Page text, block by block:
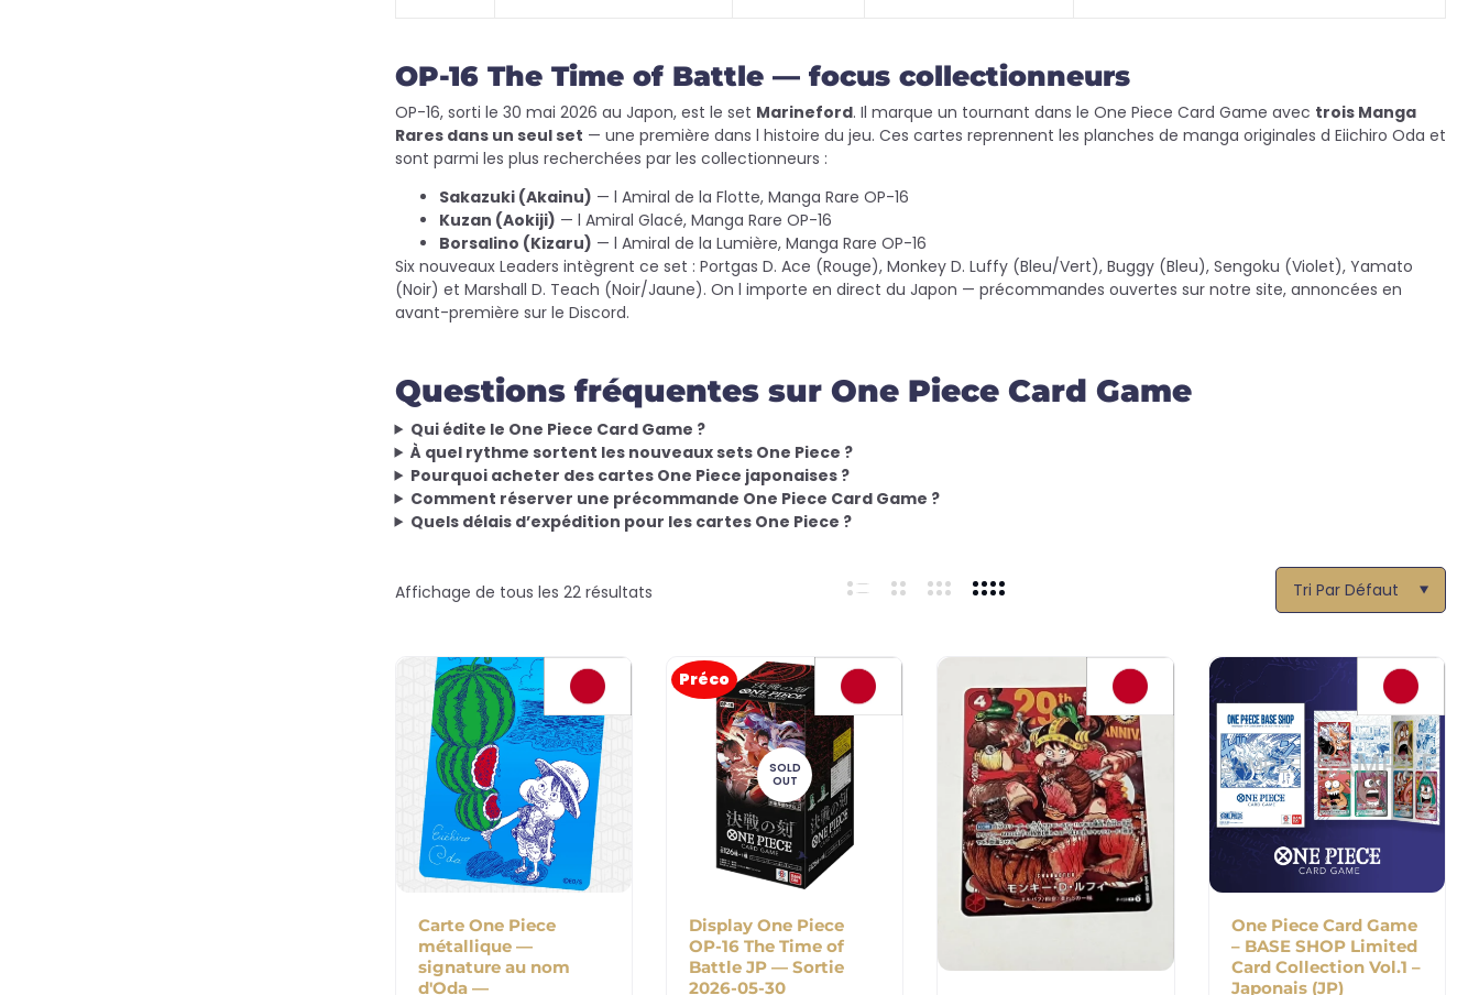
OP-16 The Time of Battle — focus collectionneurs
OP-16, sorti le 30 mai 2026 au Japon, est le set Marineford. Il marque un tournant dans le One Piece Card Game avec trois Manga
Rares dans un seul set — une première dans l histoire du jeu. Ces cartes reprennent les planches de manga originales d Eiichiro Oda et
sont parmi les plus recherchées par les collectionneurs :
Sakazuki (Akainu) — l Amiral de la Flotte, Manga Rare OP-16
Kuzan (Aokiji) — l Amiral Glacé, Manga Rare OP-16
Borsalino (Kizaru) — l Amiral de la Lumière, Manga Rare OP-16
Six nouveaux Leaders intègrent ce set : Portgas D. Ace (Rouge), Monkey D. Luffy (Bleu/Vert), Buggy (Bleu), Sengoku (Violet), Yamato
(Noir) et Marshall D. Teach (Noir/Jaune). On l importe en direct du Japon — précommandes ouvertes sur notre site, annoncées en
avant-première sur le Discord.
Questions fréquentes sur One Piece Card Game
Qui édite le One Piece Card Game ?
À quel rythme sortent les nouveaux sets One Piece ?
Pourquoi acheter des cartes One Piece japonaises ?
Comment réserver une précommande One Piece Card Game ?
Quels délais d’expédition pour les cartes One Piece ?
Affichage de tous les 22 résultats Tri Par Défaut
Carte One Piece
métallique —
signature au nom
d'Oda —
Préco
SOLD
OUT
Display One Piece
OP-16 The Time of
Battle JP — Sortie
2026-05-30
One Piece Card Game
– BASE SHOP Limited
Card Collection Vol.1 –
Japonais (JP)